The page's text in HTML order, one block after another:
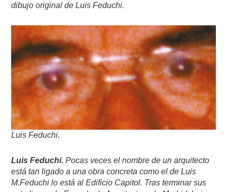
dibujo original de Luis Feduchi.
Luis Feduchi.
Luis Feduchi. Pocas veces el nombre de un arquitecto
está tan ligado a una obra concreta como el de Luis
M.Feduchi lo está al Edificio Capitol. Tras terminar sus